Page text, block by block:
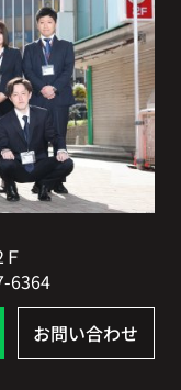
6364
お問い合わせ